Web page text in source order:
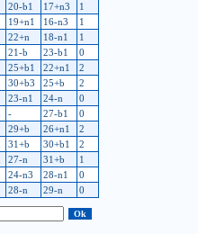
20-b1 17+n3
1
19+n1 16-n3
1
22+n 18-n1
1
21-b 23-b1
0
25+b1 22+n1
2
30+b3 25+b
2
23-n1 24-n
0
- 27-b1
0
29+b 26+n1
2
31+b 30+b1
2
27-n 31+b
1
24-n3 28-n1
0
28-n 29-n 0